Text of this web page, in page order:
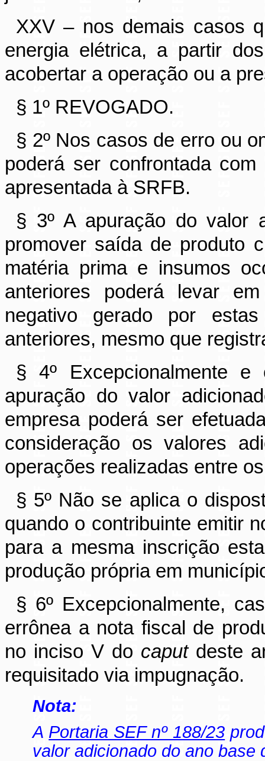
XXV – nos demais casos
energia elétrica, a partir
acobertar a operação ou a
§ 1º REVOGADO.
§ 2º Nos casos de erro ou
poderá ser confrontada
apresentada à SRFB.
§ 3º A apuração do valor
promover saída de produto
matéria prima e insumos
anteriores poderá levar
negativo gerado por
anteriores, mesmo que
§ 4º Excepcionalmente e
apuração do valor
empresa poderá ser
consideração os valores
operações realizadas entre
§ 5º Não se aplica o
quando o contribuinte emitir
para a mesma inscrição
produção própria em
§ 6º Excepcionalmente,
errônea a nota fiscal de
no inciso V do caputdeste
requisitado via impugnação.
Nota:
A Portaria SEF nº 188/23
valor adicionado do ano base